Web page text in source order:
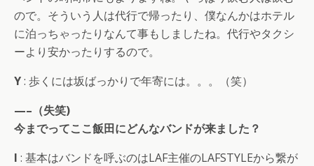
ので。そういう人は代行で帰ったり、僕なんかはホテル
に泊っちゃったりなんて事もしましたね。代行やタクシ
ーより安かったりするので。
Y: 歩くには坂ばっかりで年寄には。。。（笑）
—–（失笑)
今までってここ飯田にどんなバンドが来ました？
I : 基本はバンドを呼ぶのはLAF主催のLAFSTYLEから繋が